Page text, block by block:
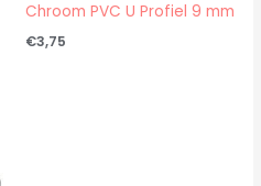
Chroom PVC U Profiel 9 mm
€3,75